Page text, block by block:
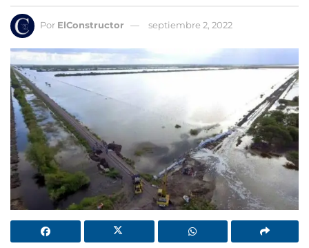
Por ElConstructor septiembre 2, 2022